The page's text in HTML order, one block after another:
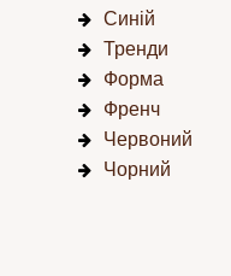
Синій
Тренди
Форма
Френч
Червоний
Чорний